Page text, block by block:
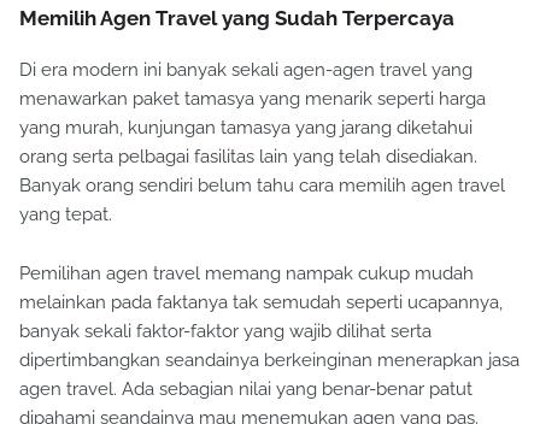
Memilih Agen Travel yang Sudah Terpercaya
Di era modern ini banyak sekali agen-agen travel yang
menawarkan paket tamasya yang menarik seperti harga
yang murah, kunjungan tamasya yang jarang diketahui
orang serta pelbagai fasilitas lain yang telah disediakan.
Banyak orang sendiri belum tahu cara memilih agen travel
yang tepat.
Pemilihan agen travel memang nampak cukup mudah
melainkan pada faktanya tak semudah seperti ucapannya,
banyak sekali faktor-faktor yang wajib dilihat serta
dipertimbangkan seandainya berkeinginan menerapkan jasa
agen travel. Ada sebagian nilai yang benar-benar patut
dipahami seandainya mau menemukan agen yang pas.